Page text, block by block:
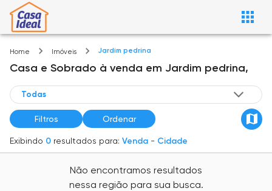
Home Imóveis Jardim pedrina
Casa e Sobrado à venda em Jardim pedrina,
Filtros Ordenar
Exibindo 0 resultados para: Venda - Cidade
Não encontramos resultados
nessa região para sua busca.